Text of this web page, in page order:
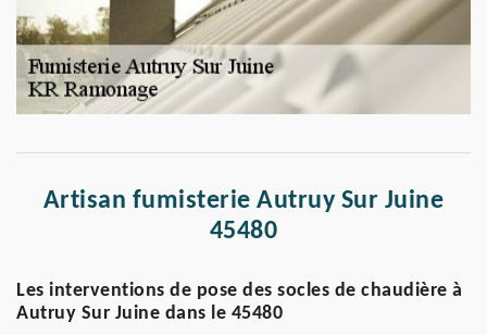
Artisan fumisterie Autruy Sur Juine
45480
Les interventions de pose des socles de chaudière à
Autruy Sur Juine dans le 45480